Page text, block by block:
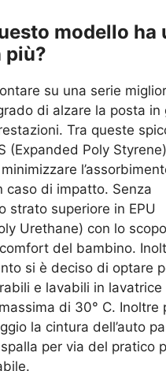
modello ha
più?
su una serie
di alzare la posta in
Tra queste
(Expanded Poly
caso di impatto. Senza
strato superiore in EPU
Urethane) con lo
del bambino.
si è deciso di optare
e lavabili in lavatrice
di 30° C. Inoltre
la cintura dell’auto
per via del pratico